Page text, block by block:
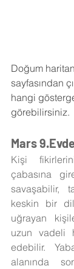
Doğum
sayfasından
hangi
görebilirsiniz.
Mars
Kişi
çabasına
savaşabilir,
keskin bir dil
uğrayan
uzun vadeli
edebilir.
alanında